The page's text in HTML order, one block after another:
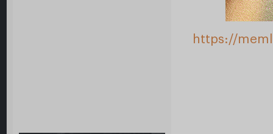
https://